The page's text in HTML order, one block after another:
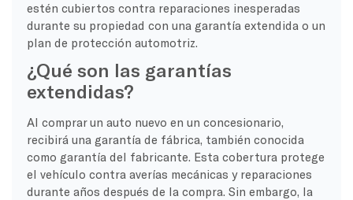
estén cubiertos contra reparaciones inesperadas
durante su propiedad con una garantía extendida o un
plan de protección automotriz.
¿Qué son las garantías
extendidas?
Al comprar un auto nuevo en un concesionario,
recibirá una garantía de fábrica, también conocida
como garantía del fabricante. Esta cobertura protege
el vehículo contra averías mecánicas y reparaciones
durante años después de la compra. Sin embargo, la